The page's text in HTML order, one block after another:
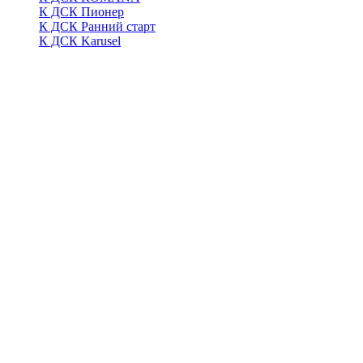
К ДСК Пионер
К ДСК Ранний старт
К ДСК Karusel